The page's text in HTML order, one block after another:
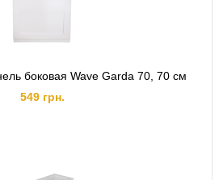
боковая Wave Garda 70, 70 см
549 грн.